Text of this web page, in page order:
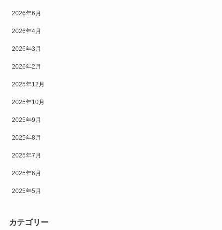
2026年6月
2026年4月
2026年3月
2026年2月
2025年12月
2025年10月
2025年9月
2025年8月
2025年7月
2025年6月
2025年5月
カテゴリー